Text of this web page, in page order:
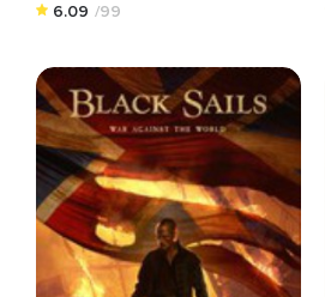
6.09 /99